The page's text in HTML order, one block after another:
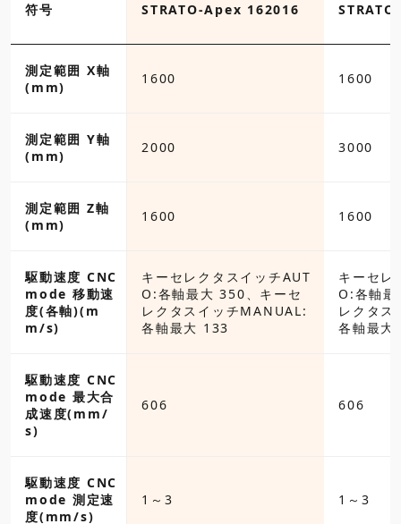
符号
Apex 163012 STRATO-Apex 162016
測定範囲 X軸
(mm)
1600 1600
測定範囲 Y軸
(mm)
2000 3000
測定範囲 Z軸
(mm)
1600 1600
駆動速度 CNC
mode 移動速
度(各軸)(m
m/s)
タスイッチAUT
350、キーセ
ッチMANUAL:
133
キーセレクタスイッチAUT
O:各軸最大 350、キーセ
レクタスイッチMANUAL:
各軸最大 133
キーセレ
O:各軸
レクタ
各軸最大
駆動速度 CNC
mode 最大合
成速度(mm/
s)
606 606
駆動速度 CNC
mode 測定速
度(mm/s)
1～3 1～3